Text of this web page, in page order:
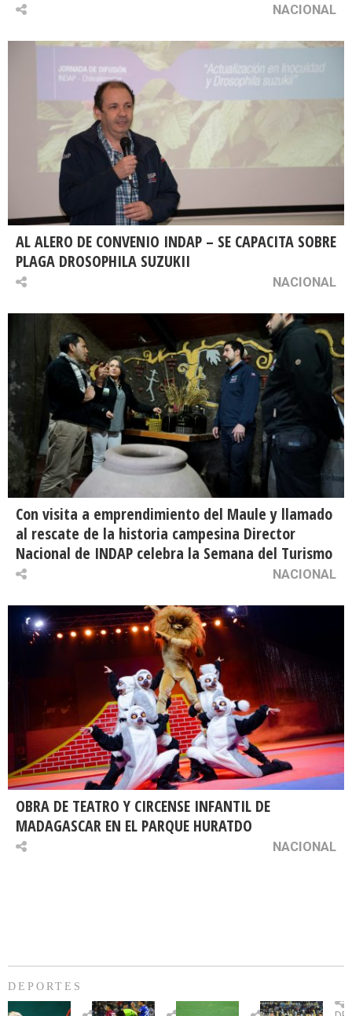
NACIONAL
AL ALERO DE CONVENIO INDAP – SE CAPACITA SOBRE
PLAGA DROSOPHILA SUZUKII
NACIONAL
Con visita a emprendimiento del Maule y llamado
al rescate de la historia campesina Director
Nacional de INDAP celebra la Semana del Turismo
NACIONAL
OBRA DE TEATRO Y CIRCENSE INFANTIL DE
MADAGASCAR EN EL PARQUE HURATDO
NACIONAL
DEPORTES
Billie
U.
Copa